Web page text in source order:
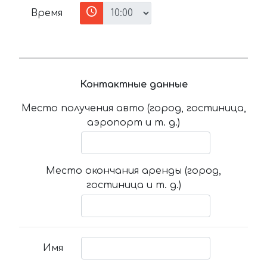
Время
Контактные данные
Место получения авто (город, гостиница,
аэропорт и т. д.)
Место окончания аренды (город,
гостиница и т. д.)
Имя